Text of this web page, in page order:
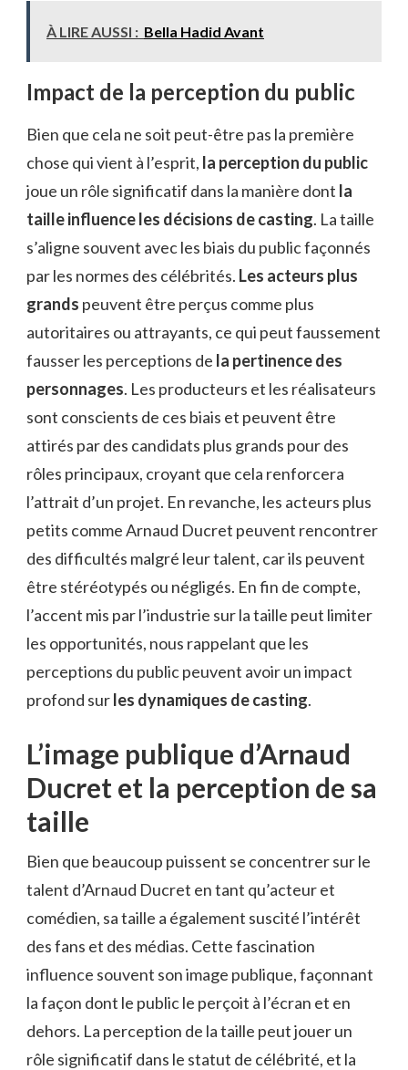
À LIRE AUSSI : Bella Hadid Avant
Impact de la perception du public
Bien que cela ne soit peut-être pas la première
chose qui vient à l’esprit, la perception du public
joue un rôle significatif dans la manière dont la
taille influence les décisions de casting. La taille
s’aligne souvent avec les biais du public façonnés
par les normes des célébrités. Les acteurs plus
grands peuvent être perçus comme plus
autoritaires ou attrayants, ce qui peut faussement
fausser les perceptions de la pertinence des
personnages. Les producteurs et les réalisateurs
sont conscients de ces biais et peuvent être
attirés par des candidats plus grands pour des
rôles principaux, croyant que cela renforcera
l’attrait d’un projet. En revanche, les acteurs plus
petits comme Arnaud Ducret peuvent rencontrer
des difficultés malgré leur talent, car ils peuvent
être stéréotypés ou négligés. En fin de compte,
l’accent mis par l’industrie sur la taille peut limiter
les opportunités, nous rappelant que les
perceptions du public peuvent avoir un impact
profond surles dynamiques de casting.
L’image publique d’Arnaud
Ducret et la perception de sa
taille
Bien que beaucoup puissent se concentrer sur le
talent d’Arnaud Ducret en tant qu’acteur et
comédien, sa taille a également suscité l’intérêt
des fans et des médias. Cette fascination
influence souvent son image publique, façonnant
la façon dont le public le perçoit à l’écran et en
dehors. La perception de la taille peut jouer un
rôle significatif dans le statut de célébrité, et la